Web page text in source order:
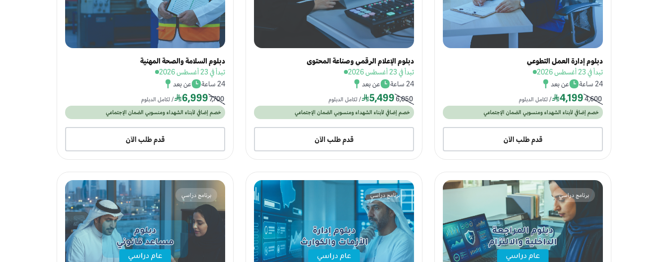
دبلوم إدارة العمل التطوعي
تبدأ في 23 أغسطس 2026
24 ساعة
عن بعد
4,600
4,199
/ لكامل الدبلوم
خصم إضافي لأبناء الشهداء ومنسوبي الضمان الإجتماعي
قدم طلب الآن
دبلوم الإعلام الرقمي وصناعة المحتوى
تبدأ في 23 أغسطس 2026
24 ساعة
عن بعد
6,050
5,499
/ لكامل الدبلوم
خصم إضافي لأبناء الشهداء ومنسوبي الضمان الإجتماعي
قدم طلب الآن
دبلوم السلامة والصحة المهنية
تبدأ في 23 أغسطس 2026
24 ساعة
عن بعد
7,700
6,999
/ لكامل الدبلوم
خصم إضافي لأبناء الشهداء ومنسوبي الضمان الإجتماعي
قدم طلب الآن
برنامج دراسي برنامج دراسي برنامج دراسي